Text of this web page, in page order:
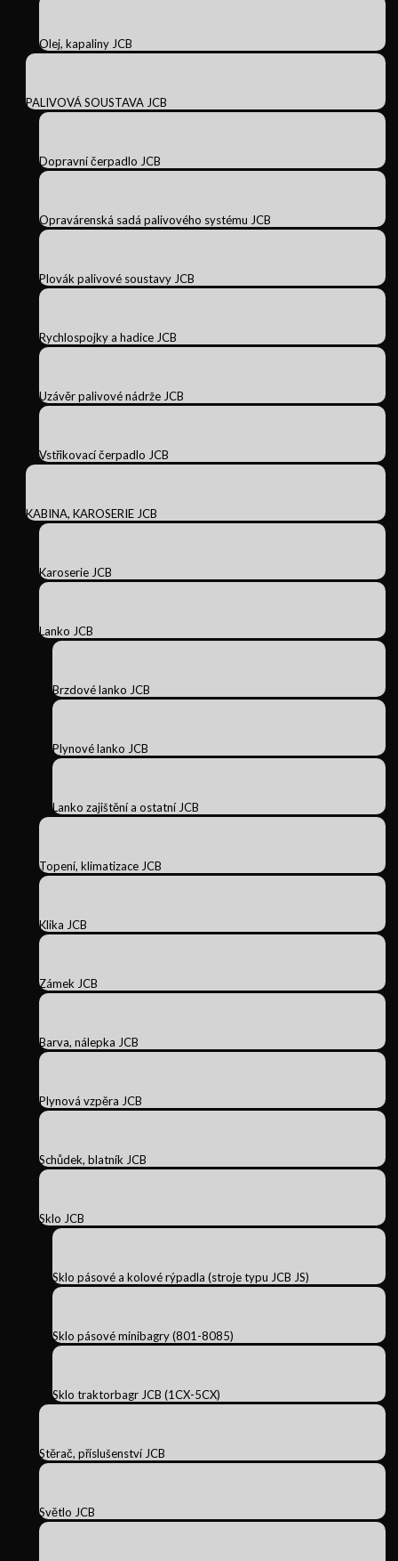
Olej, kapaliny JCB
PALIVOVÁ SOUSTAVA JCB
Dopravní čerpadlo JCB
Opravárenská sadá palivového systému JCB
Plovák palivové soustavy JCB
Rychlospojky a hadice JCB
Uzávěr palivové nádrže JCB
Vstřikovací čerpadlo JCB
KABINA, KAROSERIE JCB
Karoserie JCB
Lanko JCB
Brzdové lanko JCB
Plynové lanko JCB
Lanko zajištění a ostatní JCB
Topení, klimatizace JCB
Klika JCB
Zámek JCB
Barva, nálepka JCB
Plynová vzpěra JCB
Schůdek, blatník JCB
Sklo JCB
Sklo pásové a kolové rýpadla (stroje typu JCB JS)
Sklo pásové minibagry (801-8085)
Sklo traktorbagr JCB (1CX-5CX)
Stěrač, příslušenství JCB
Světlo JCB